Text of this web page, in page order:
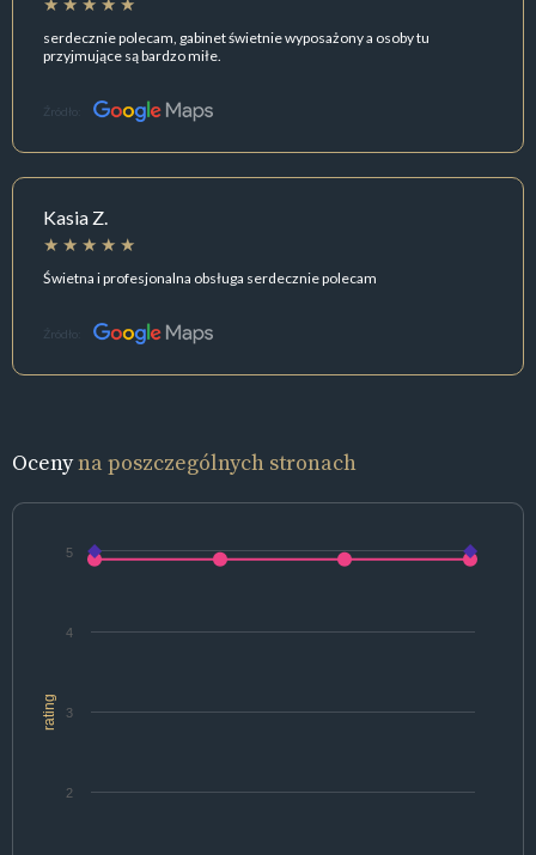
serdecznie polecam, gabinet świetnie wyposażony a osoby tu
przyjmujące są bardzo miłe.
Źródło:
Kasia Z.
Świetna i profesjonalna obsługa serdecznie polecam
Źródło:
Ocenyna poszczególnych stronach
rating
2
3
4
5